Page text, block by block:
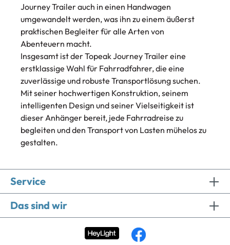
Journey Trailer auch in einen Handwagen
umgewandelt werden, was ihn zu einem äußerst
praktischen Begleiter für alle Arten von
Abenteuern macht.
Insgesamt ist der Topeak Journey Trailer eine
erstklassige Wahl für Fahrradfahrer, die eine
zuverlässige und robuste Transportlösung suchen.
Mit seiner hochwertigen Konstruktion, seinem
intelligenten Design und seiner Vielseitigkeit ist
dieser Anhänger bereit, jede Fahrradreise zu
begleiten und den Transport von Lasten mühelos zu
gestalten.
Service
Das sind wir